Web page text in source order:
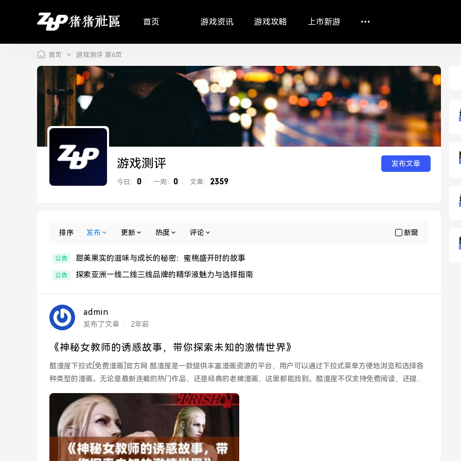
首页 游戏资讯 游戏攻略 上市新游
首页 > 游戏测评 第6页
游戏测评 发布文章
今日： 0 一周： 0 文章： 2359
排序 发布 更新 热度 评论 新窗
公告 甜美果实的滋味与成长的秘密：蜜桃盛开时的故事
公告 探索亚洲一线二线三线品牌的精华液魅力与选择指南
admin
发布了文章 2年前
《神秘女教师的诱惑故事，带你探索未知的激情世界》
酷漫屋下拉式[免费漫画]官方网 酷漫屋是一款提供丰富漫画资源的平台，用户可以通过下拉式菜单方便地浏览和选择各
种类型的漫画。无论是最新连载的热门作品，还是经典的老牌漫画，这里都能找到。酷漫屋不仅支持免费阅读，还提...